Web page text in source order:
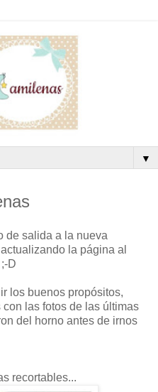
▼
de salida a la nueva
la página al
D
los buenos propósitos,
las fotos de las últimas
del horno antes de irnos
recortables...